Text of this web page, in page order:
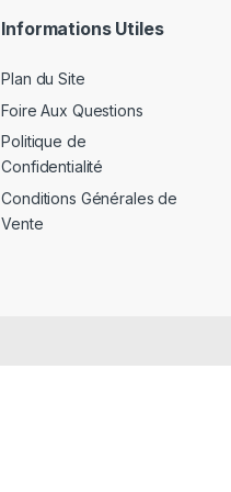
Informations Utiles
Plan du Site
Foire Aux Questions
Politique de
Confidentialité
Conditions Générales de
Vente